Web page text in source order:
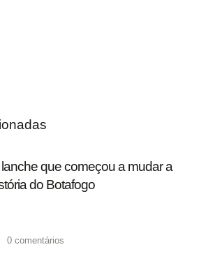
que começou a mudar a
do Botafogo
0 comentários